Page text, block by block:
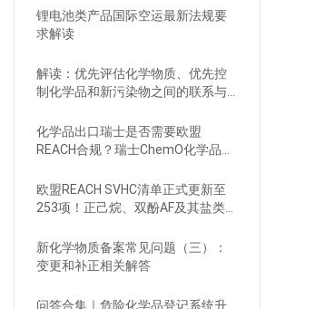
锂电池类产品国际空运最新法规要
求解读
解读：优先评估化学物质、优先控
制化学品和新污染物之间的联系与
化学品出口瑞士是否需要欧盟
REACH合规？瑞士ChemO化学品法
欧盟REACH SVHC清单正式更新至
253项！正己烷、双酚AF及其盐类物
新化学物质备案常见问题（三）：
变更和补正相关解答
问答合集｜危险化学品登记系统升